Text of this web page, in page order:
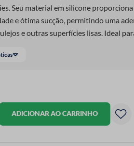
Seu material em silicone proporciona
e ótima sucção, permitindo uma
e outras superfícies lisas. Ideal
mais praticidade para diferentes
ADICIONAR AO CARRINHO